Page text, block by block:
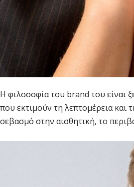
Η φιλοσοφία του brand του είναι
που εκτιμούν τη λεπτομέρεια και
σεβασμό στην αισθητική, το